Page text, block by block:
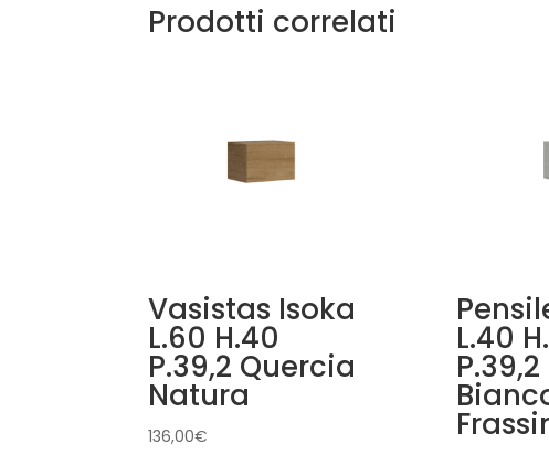
Prodotti correlati
Vasistas Isoka
L.60 H.40
P.39,2 Quercia
Natura
136,00€
L.40